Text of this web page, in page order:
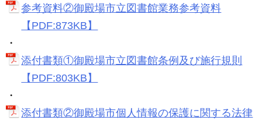
参考資料②御殿場市立図書館業務参考資料
【PDF:873KB】
・
添付書類①御殿場市立図書館条例及び施行規則
【PDF:803KB】
・
添付書類②御殿場市個人情報の保護に関する法律